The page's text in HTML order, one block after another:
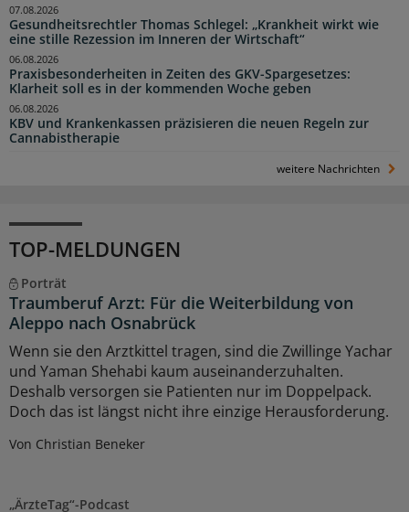
Gesundheitsrechtler Thomas Schlegel: „Krankheit wirkt wie
eine stille Rezession im Inneren der Wirtschaft“
07.08.2026
Praxisbesonderheiten in Zeiten des GKV-Spargesetzes:
Klarheit soll es in der kommenden Woche geben
06.08.2026
KBV und Krankenkassen präzisieren die neuen Regeln zur
Cannabistherapie
06.08.2026
weitere Nachrichten
TOP-MELDUNGEN
Porträt
Traumberuf Arzt: Für die Weiterbildung von
Aleppo nach Osnabrück
Wenn sie den Arztkittel tragen, sind die Zwillinge Yachar
und Yaman Shehabi kaum auseinanderzuhalten.
Deshalb versorgen sie Patienten nur im Doppelpack.
Doch das ist längst nicht ihre einzige Herausforderung.
Von Christian Beneker
„ÄrzteTag“-Podcast